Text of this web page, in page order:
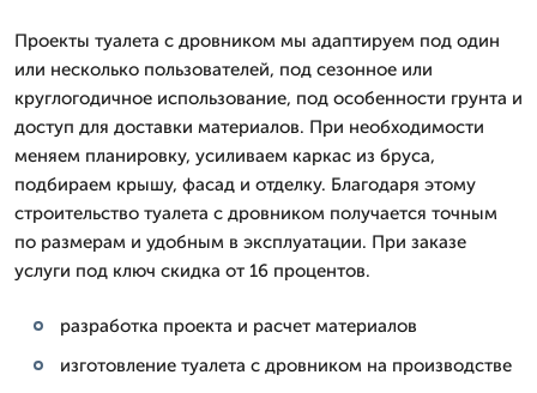
Проекты туалета с дровником мы адаптируем под один
или несколько пользователей, под сезонное или
круглогодичное использование, под особенности грунта и
доступ для доставки материалов. При необходимости
меняем планировку, усиливаем каркас из бруса,
подбираем крышу, фасад и отделку. Благодаря этому
строительство туалета с дровником получается точным
по размерам и удобным в эксплуатации. При заказе
услуги под ключ скидка от 16 процентов.
разработка проекта и расчет материалов
изготовление туалета с дровником на производстве